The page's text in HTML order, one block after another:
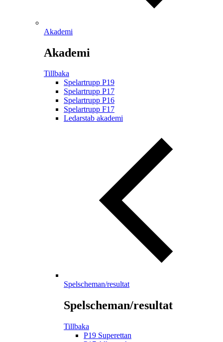
Akademi
Akademi
Tillbaka
Spelartrupp P19
Spelartrupp P17
Spelartrupp P16
Spelartrupp F17
Ledarstab akademi
Spelscheman/resultat
Spelscheman/resultat
Tillbaka
P19 Superettan